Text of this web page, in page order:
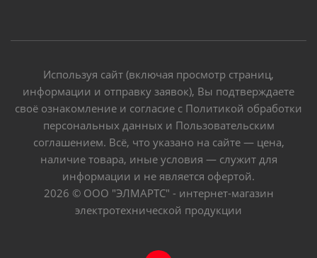
Используя сайт (включая просмотр страниц,
информации и отправку заявок), Вы подтверждаете
своё ознакомление и согласие с Политикой обработки
персональных данных и Пользовательским
соглашением. Всё, что указано на сайте — цена,
наличие товара, иные условия — служит для
информации и не является офертой.
2026 © ООО "ЭЛМАРТС" - интернет-магазин
электротехнической продукции